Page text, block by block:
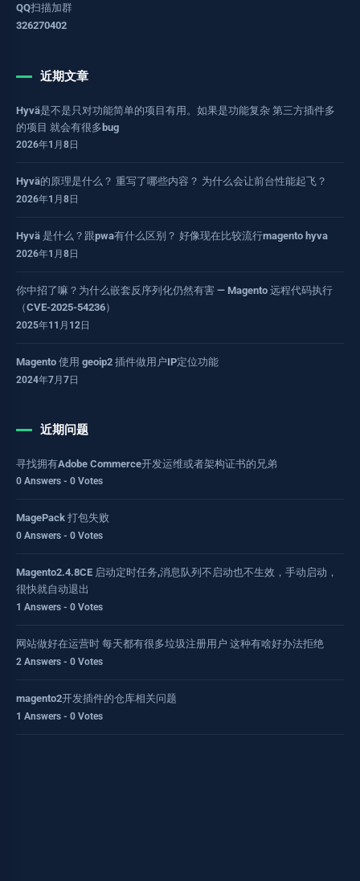
QQ扫描加群
326270402
近期文章
Hyvä是不是只对功能简单的项目有用。如果是功能复杂 第三方插件多
的项目 就会有很多bug
2026年1月8日
Hyvä的原理是什么？ 重写了哪些内容？ 为什么会让前台性能起飞？
2026年1月8日
Hyvä 是什么？跟pwa有什么区别？ 好像现在比较流行magento hyva
2026年1月8日
你中招了嘛？为什么嵌套反序列化仍然有害 — Magento 远程代码执行
（CVE-2025-54236）
2025年11月12日
Magento 使用 geoip2 插件做用户IP定位功能
2024年7月7日
近期问题
寻找拥有Adobe Commerce开发运维或者架构证书的兄弟
0 Answers - 0 Votes
MagePack 打包失败
0 Answers - 0 Votes
Magento2.4.8CE 启动定时任务,消息队列不启动也不生效，手动启动，
很快就自动退出
1 Answers - 0 Votes
网站做好在运营时 每天都有很多垃圾注册用户 这种有啥好办法拒绝
2 Answers - 0 Votes
magento2开发插件的仓库相关问题
1 Answers - 0 Votes